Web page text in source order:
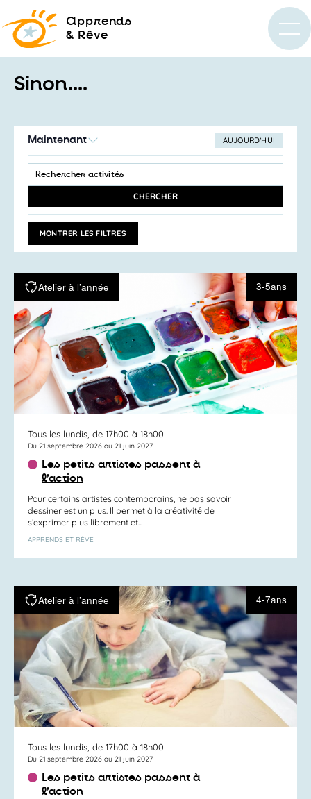
apprends
& Rêve
Sinon....
AUJOURD’HUI
Maintenant
LA
DATE
Recherche
et
de
vues
Activités
SAISIR
MOT-
ACTIVITÉS
MOT-
CLÉ.
CHERCHER
MONTRER LES FILTRES
Atelier à l’année 3-5ans
Tous les lundis, de 17h00 à 18h00
Du 21 septembre 2026 au 21 juin 2027
Les petits artistes passent à
l’action
Pour certains artistes contemporains, ne pas savoir
dessiner est un plus. Il permet à la créativité de
s’exprimer plus librement et...
APPRENDS ET RÊVE
Atelier à l’année 4-7ans
Tous les lundis, de 17h00 à 18h00
Du 21 septembre 2026 au 21 juin 2027
Les petits artistes passent à
l’action